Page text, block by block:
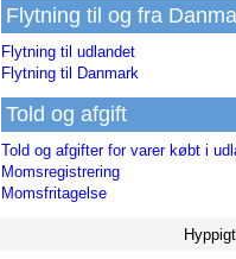
Flytning til og fra
Flytning til udlandet
Flytning til Danmark
Told og afgift
Told og afgifter for varer købt i
Momsregistrering
Momsfritagelse